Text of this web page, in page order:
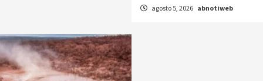
agosto 5, 2026 abnotiweb